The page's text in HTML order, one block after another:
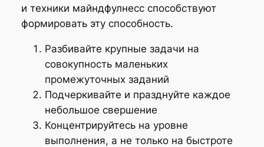
и техники майндфулнесс способствуют
формировать эту способность.
Разбивайте крупные задачи на
совокупность маленьких
промежуточных заданий
Подчеркивайте и празднуйте каждое
небольшое свершение
Концентрируйтесь на уровне
выполнения, а не только на быстроте